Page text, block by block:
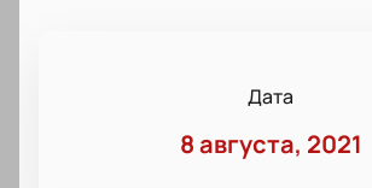
Дата
8 августа, 2021